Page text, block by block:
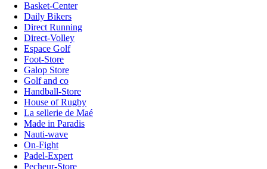
Basket-Center
Daily Bikers
Direct Running
Direct-Volley
Espace Golf
Foot-Store
Galop Store
Golf and co
Handball-Store
House of Rugby
La sellerie de Maé
Made in Paradis
Nauti-wave
On-Fight
Padel-Expert
Pecheur-Store